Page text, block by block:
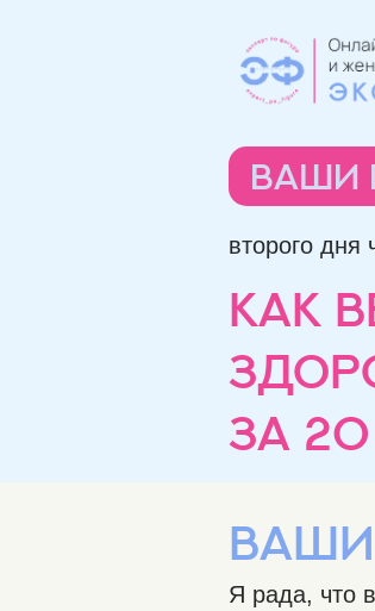
второго дня
КАК
за
ваши
Я рада, что